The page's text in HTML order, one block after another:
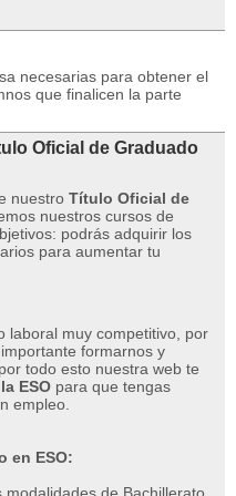
necesarias para obtener el
que finalicen la parte
Oficial de Graduado
nuestro Título Oficial de
nuestros cursos de
podrás adquirir los
para aumentar tu
laboral muy competitivo, por
formarnos y
todo esto nuestra web te
ESO para que tengas
empleo.
en ESO: